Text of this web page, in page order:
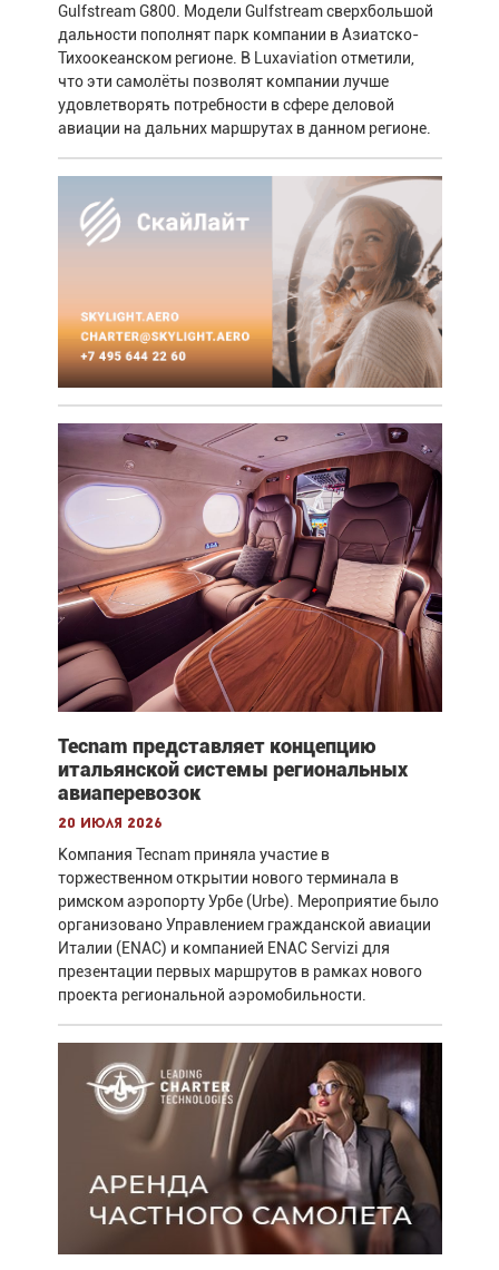
Gulfstream G800. Модели Gulfstream сверхбольшой
дальности пополнят парк компании в Азиатско-
Тихоокеанском регионе. В Luxaviation отметили,
что эти самолёты позволят компании лучше
удовлетворять потребности в сфере деловой
авиации на дальних маршрутах в данном регионе.
Tecnam представляет концепцию
итальянской системы региональных
авиаперевозок
20 июля 2026
Компания Tecnam приняла участие в
торжественном открытии нового терминала в
римском аэропорту Урбе (Urbe). Мероприятие было
организовано Управлением гражданской авиации
Италии (ENAC) и компанией ENAC Servizi для
презентации первых маршрутов в рамках нового
проекта региональной аэромобильности.